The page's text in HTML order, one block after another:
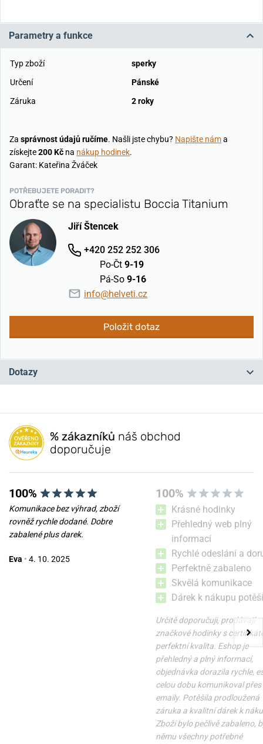
Parametry a funkce
Typ zboží
sperky
Určení
Pánské
Záruka
2 roky
Za správnost údajů ručíme. Našli jste chybu? Napište náma
získejte200 Kč na nákup hodinek.
Garant: Kateřina Žváček
POTŘEBUJETE PORADIT?
Obraťte se na specialistu Boccia Titanium
Jiří Štencek
+420 252 252 306
Po-Čt 9-19
Pá-So 9-16
info@helveti.cz
Položit dotaz
Dotazy
Máte otázku? Zanechte nám komentář
Přidat dotaz
% zákazníků náš obchod
doporučuje
100%
Komunikace bez výhrad, zboží
rovněž rychle dodané. Dobre
zabalené plus darek.
Eva • 4. 10. 2025
100%
Krásné hodinky
Přehledný web plný
informací
Rychlé odeslání a
Perfektně zabaleno
Skvělá komunikace
Dárek k nákupu
Určitě doporučuji, prodávají
značkové hodinky s
perfektní kvalita. Eshop je
přehledný a plný informací,
objednávka dorazila rychle,
celou dobu komunikoval přes
emaily. Potěšila prodloužená
záruka a kvalitní dárek k
Zboží bylo pečlivě zabaleno,
němu všechny potřebné